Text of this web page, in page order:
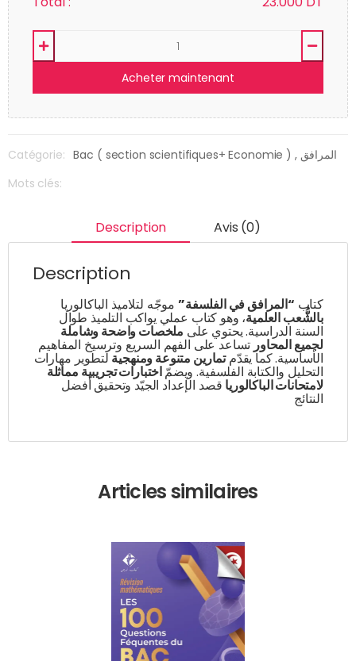
Acheter maintenant
Catégorie: Bac ( section scientifiques+ Economie )
, المرافق
Mots clés:
Description Avis (0)
Description
كتاب “المرافق في الفلسفة” موجّه لتلاميذ الباكالوريا
بالشُّعب العلمية، وهو كتاب عملي يواكب التلميذ طوال
السنة الدراسية. يحتوي على ملخصات واضحة وشاملة
لجميع المحاور تساعد على الفهم السريع وترسيخ المفاهيم
الأساسية. كما يقدّمتمارين متنوعة ومنهجية لتطوير مهارات
التحليل والكتابة الفلسفية. ويضمّاختبارات تجريبية مماثلة
لامتحانات الباكالوريا قصد الإعداد الجيّد وتحقيق أفضل
النتائج
Articles similaires